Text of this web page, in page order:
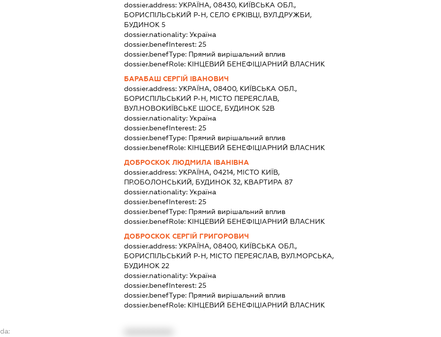
dossier.address: УКРАЇНА, 08430, КИЇВСЬКА ОБЛ.,
БОРИСПІЛЬСЬКИЙ Р-Н, СЕЛО ЄРКІВЦІ, ВУЛ.ДРУЖБИ,
БУДИНОК 5
dossier.nationality: Україна
dossier.benefInterest: 25
dossier.benefType: Прямий вирішальний вплив
dossier.benefRole: КІНЦЕВИЙ БЕНЕФІЦІАРНИЙ ВЛАСНИК
БАРАБАШ СЕРГІЙ ІВАНОВИЧ
dossier.address: УКРАЇНА, 08400, КИЇВСЬКА ОБЛ.,
БОРИСПІЛЬСЬКИЙ Р-Н, МІСТО ПЕРЕЯСЛАВ,
ВУЛ.НОВОКИЇВСЬКЕ ШОСЕ, БУДИНОК 52В
dossier.nationality: Україна
dossier.benefInterest: 25
dossier.benefType: Прямий вирішальний вплив
dossier.benefRole: КІНЦЕВИЙ БЕНЕФІЦІАРНИЙ ВЛАСНИК
ДОБРОСКОК ЛЮДМИЛА ІВАНІВНА
dossier.address: УКРАЇНА, 04214, МІСТО КИЇВ,
ПР.ОБОЛОНСЬКИЙ, БУДИНОК 32, КВАРТИРА 87
dossier.nationality: Україна
dossier.benefInterest: 25
dossier.benefType: Прямий вирішальний вплив
dossier.benefRole: КІНЦЕВИЙ БЕНЕФІЦІАРНИЙ ВЛАСНИК
ДОБРОСКОК СЕРГІЙ ГРИГОРОВИЧ
dossier.address: УКРАЇНА, 08400, КИЇВСЬКА ОБЛ.,
БОРИСПІЛЬСЬКИЙ Р-Н, МІСТО ПЕРЕЯСЛАВ, ВУЛ.МОРСЬКА,
БУДИНОК 22
dossier.nationality: Україна
dossier.benefInterest: 25
dossier.benefType: Прямий вирішальний вплив
dossier.benefRole: КІНЦЕВИЙ БЕНЕФІЦІАРНИЙ ВЛАСНИК